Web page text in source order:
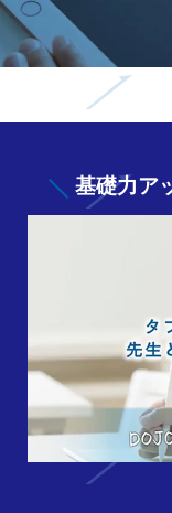
基礎力ア